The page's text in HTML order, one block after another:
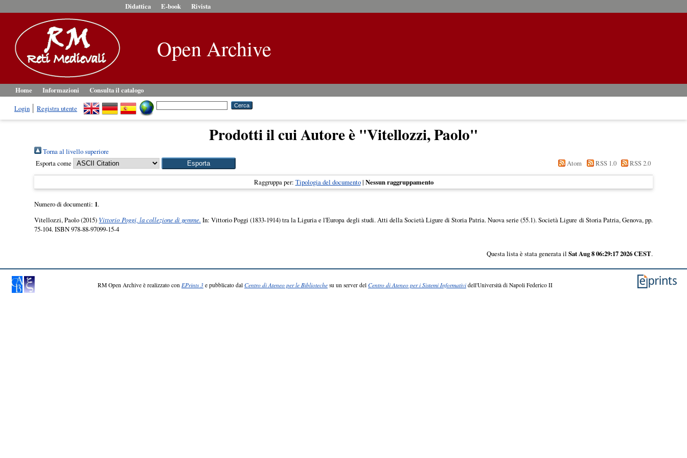
Didattica E-book Rivista
Open Archive
Home Informazioni
Consulta il catalogo
Login
Registra utente
Prodotti il cui Autore è "Vitellozzi, Paolo"
Torna al livello superiore
Esporta come
Atom RSS 1.0 RSS 2.0
Raggruppa per: Tipologia del documento| Nessun raggruppamento
Numero di documenti: 1.
Vitellozzi, Paolo(2015) Vittorio Poggi, la collezione di gemme. In: Vittorio Poggi (1833-1914) tra la Liguria e l'Europa degli studi. Atti della Società Ligure di Storia Patria. Nuova serie (55.1). Società Ligure di Storia Patria, Genova, pp.
75-104. ISBN 978-88-97099-15-4
Questa lista è stata generata il Sat Aug 8 06:29:17 2026 CEST.
RM Open Archive è realizzato con EPrints 3 e pubblicato dal Centro di Ateneo per le Biblioteche su un server del Centro di Ateneo per i Sistemi Informativi dell'Università di Napoli Federico II